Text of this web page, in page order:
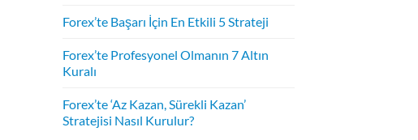
Forex’te Başarı İçin En Etkili 5 Strateji
Forex’te Profesyonel Olmanın 7 Altın
Kuralı
Forex’te ‘Az Kazan, Sürekli Kazan’
Stratejisi Nasıl Kurulur?